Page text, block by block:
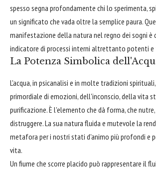
spesso segna profondamente chi lo sperimenta,
un significato che vada oltre la semplice paura.
manifestazione della natura nel regno dei sogni è
indicatore di processi interni altrettanto potenti
La Potenza Simbolica
L'acqua, in psicanalisi e in molte tradizioni
primordiale di emozioni, dell'inconscio, della vita
purificazione. È l'elemento che dà forma, che
distruggere. La sua natura fluida e mutevole la
metafora per i nostri stati d'animo più profondi e
vita.
Un fiume che scorre placido può rappresentare il